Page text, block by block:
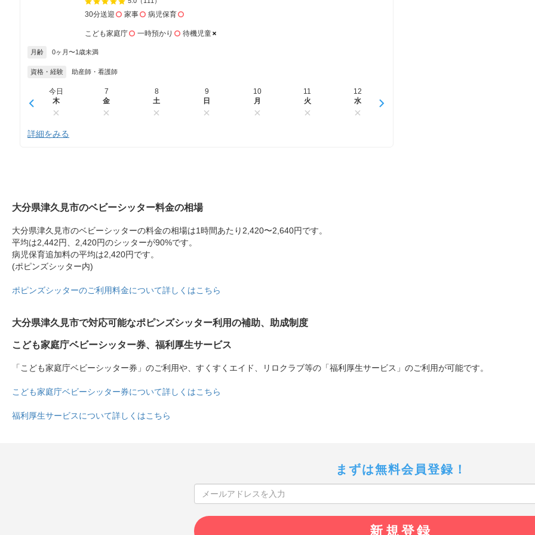
30分送迎 家事 病児保育
こども家庭庁 一時預かり 待機児童
月齢 0ヶ月〜1歳未満
資格・経験 助産師・看護師
今日
木
7
金
8
土
9
日
10
月
11
火
12
水
詳細をみる
大分県津久見市のベビーシッター料金の相場
大分県津久見市のベビーシッターの料金の相場は1時間あたり2,420〜2,640円です。
平均は2,442円、2,420円のシッターが90%です。
病児保育追加料の平均は2,420円です。
(ポピンズシッター内)
ポピンズシッターのご利用料金について詳しくはこちら
大分県津久見市で対応可能なポピンズシッター利用の補助、助成制度
こども家庭庁ベビーシッター券、福利厚生サービス
「こども家庭庁ベビーシッター券」のご利用や、すくすくエイド、リロクラブ等の「福利厚生サービス」のご利用が可能です。
こども家庭庁ベビーシッター券について詳しくはこちら
福利厚生サービスについて詳しくはこちら
まずは無料会員登録！